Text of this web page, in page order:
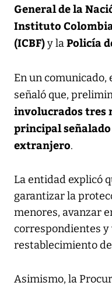
General de la
Instituto
(ICBF)y laPolicía
En un comunicado,
señaló que,
involucrados tres
principal
extranjero.
La entidad explicó
garantizar la
menores, avanzar
correspondientes
restablecimiento
Asimismo, la